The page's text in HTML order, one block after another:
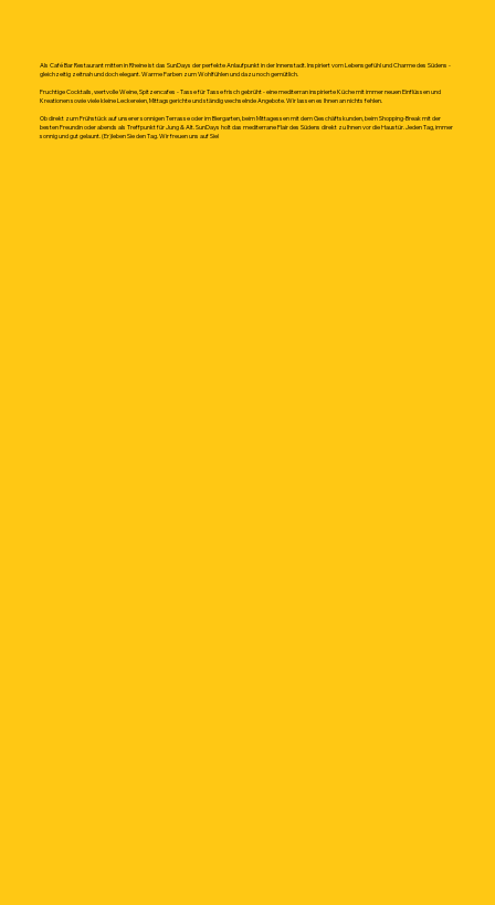
Als Café Bar Restaurant mitten in Rheine ist das SunDays der perfekte Anlaufpunkt in der Innenstadt. Inspiriert vom Lebensgefühl und Charme des Südens -
gleichzeitig zeitnah und doch elegant. Warme Farben zum Wohlfühlen und dazu noch gemütlich.
Fruchtige Cocktails, wertvolle Weine, Spitzencafes - Tasse für Tasse frisch gebrüht - eine mediterran inspirierte Küche mit immer neuen Einflüssen und
Kreationen sowie viele kleine Leckereien, Mittagsgerichte und ständig wechselnde Angebote. Wir lassen es Ihnen an nichts fehlen.
Ob direkt zum Frühstück auf unserer sonnigen Terrasse oder im Biergarten, beim Mittagessen mit dem Geschäftskunden, beim Shopping-Break mit der
besten Freundin oder abends als Treffpunkt für Jung & Alt. SunDays holt das mediterrane Flair des Südens direkt zu Ihnen vor die Haustür. Jeden Tag, immer
sonnig und gut gelaunt. (Er)leben Sie den Tag. Wir freuen uns auf Sie!